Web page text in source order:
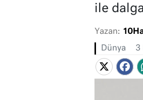
ile
Yazan:
Dünya 3